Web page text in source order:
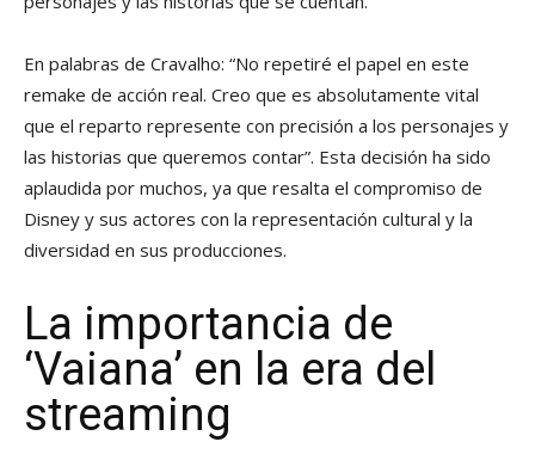
En palabras de Cravalho: “No repetiré el papel en este
remake de acción real. Creo que es absolutamente vital
que el reparto represente con precisión a los personajes y
las historias que queremos contar”. Esta decisión ha sido
aplaudida por muchos, ya que resalta el compromiso de
Disney y sus actores con la representación cultural y la
diversidad en sus producciones.
La importancia de
‘Vaiana’ en la era del
streaming